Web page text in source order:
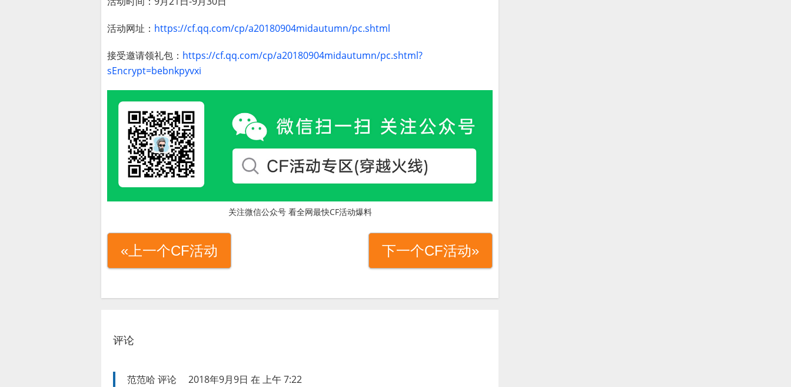
活动网址： https://cf.qq.com/cp/a20180904midautumn/pc.shtml
接受邀请领礼包： https://cf.qq.com/cp/a20180904midautumn/pc.shtml?
sEncrypt=bebnkpyvxi
关注微信公众号 看全网最快CF活动爆料
«上一个CF活动 下一个CF活动»
评论
范范哈 评论 2018年9月9日 在 上午 7:22